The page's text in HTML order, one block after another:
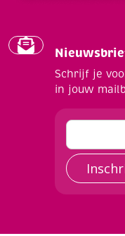
Schrijf je
in jouw